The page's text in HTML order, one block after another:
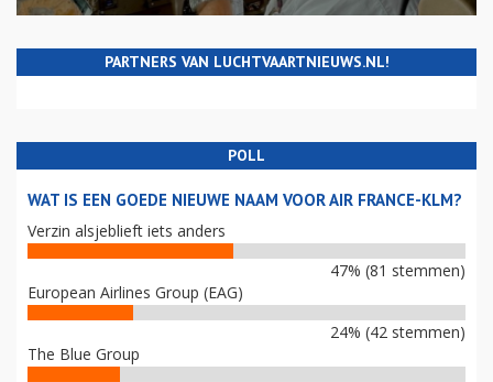
PARTNERS VAN LUCHTVAARTNIEUWS.NL!
POLL
WAT IS EEN GOEDE NIEUWE NAAM VOOR AIR FRANCE-KLM?
Verzin alsjeblieft iets anders
47% (81 stemmen)
European Airlines Group (EAG)
24% (42 stemmen)
The Blue Group